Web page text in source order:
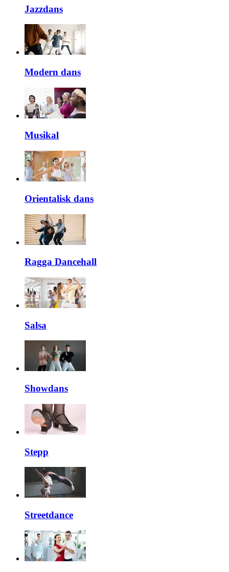
Jazzdans
Modern dans
Musikal
Orientalisk dans
Ragga Dancehall
Salsa
Showdans
Stepp
Streetdance